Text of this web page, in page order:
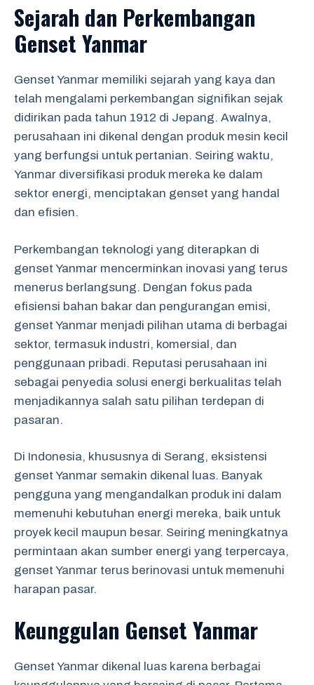
Sejarah dan Perkembangan
Genset Yanmar
Genset Yanmar memiliki sejarah yang kaya dan
telah mengalami perkembangan signifikan sejak
didirikan pada tahun 1912 di Jepang. Awalnya,
perusahaan ini dikenal dengan produk mesin kecil
yang berfungsi untuk pertanian. Seiring waktu,
Yanmar diversifikasi produk mereka ke dalam
sektor energi, menciptakan genset yang handal
dan efisien.
Perkembangan teknologi yang diterapkan di
genset Yanmar mencerminkan inovasi yang terus
menerus berlangsung. Dengan fokus pada
efisiensi bahan bakar dan pengurangan emisi,
genset Yanmar menjadi pilihan utama di berbagai
sektor, termasuk industri, komersial, dan
penggunaan pribadi. Reputasi perusahaan ini
sebagai penyedia solusi energi berkualitas telah
menjadikannya salah satu pilihan terdepan di
pasaran.
Di Indonesia, khususnya di Serang, eksistensi
genset Yanmar semakin dikenal luas. Banyak
pengguna yang mengandalkan produk ini dalam
memenuhi kebutuhan energi mereka, baik untuk
proyek kecil maupun besar. Seiring meningkatnya
permintaan akan sumber energi yang terpercaya,
genset Yanmar terus berinovasi untuk memenuhi
harapan pasar.
Keunggulan Genset Yanmar
Genset Yanmar dikenal luas karena berbagai